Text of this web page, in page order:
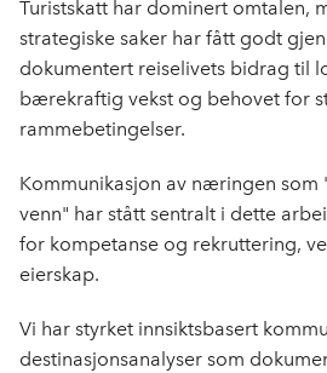
Turistskatt har dominert omtalen,
strategiske saker har fått godt
dokumentert reiselivets bidrag til
bærekraftig vekst og behovet for
rammebetingelser.
Kommunikasjon av næringen som
venn" har stått sentralt i dette
for kompetanse og rekruttering,
eierskap.
Vi har styrket innsiktsbasert
destinasjonsanalyser som